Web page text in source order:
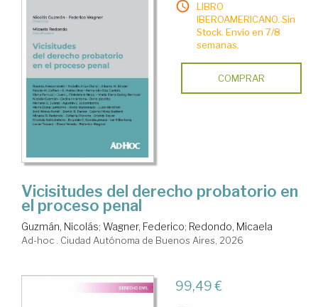
LIBRO
IBEROAMERICANO. Sin
Stock. Envío en 7/8
semanas.
COMPRAR
Vicisitudes del derecho probatorio en
el proceso penal
Guzmán, Nicolás; Wagner, Federico; Redondo, Micaela
Ad-hoc . Ciudad Autónoma de Buenos Aires, 2026
99,49 €